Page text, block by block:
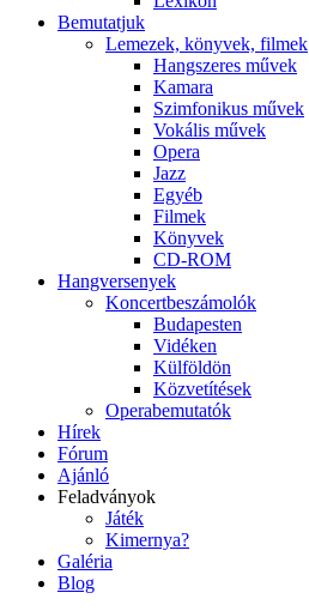
Bemutatjuk
Lemezek, könyvek, filmek
Hangszeres művek
Kamara
Szimfonikus művek
Vokális művek
Opera
Jazz
Egyéb
Filmek
Könyvek
CD-ROM
Hangversenyek
Koncertbeszámolók
Budapesten
Vidéken
Külföldön
Közvetítések
Operabemutatók
Hírek
Fórum
Ajánló
Feladványok
Játék
Kimernya?
Galéria
Blog